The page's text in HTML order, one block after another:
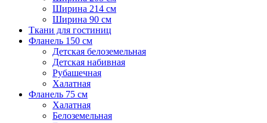
Ширина 214 см
Ширина 90 см
Ткани для гостиниц
Фланель 150 см
Детская белоземельная
Детская набивная
Рубашечная
Халатная
Фланель 75 см
Халатная
Белоземельная